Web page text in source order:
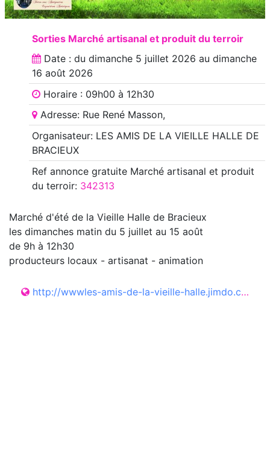
Sorties Marché artisanal et produit du terroir
Date : du dimanche 5 juillet 2026 au dimanche
16 août 2026
Horaire : 09h00 à 12h30
Adresse: Rue René Masson,
Organisateur: LES AMIS DE LA VIEILLE HALLE DE
BRACIEUX
Ref annoncegratuite Marché artisanal et produit
du terroir: 342313
Marché d'été de la Vieille Halle de Bracieux
les dimanches matin du 5 juillet au 15 août
de 9h à 12h30
producteurs locaux - artisanat - animation
http://wwwles-amis-de-la-vieille-halle.jimdo.com